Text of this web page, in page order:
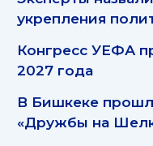
укрепления
Конгресс УЕФА
2027 года
В Бишкеке
«Дружбы на